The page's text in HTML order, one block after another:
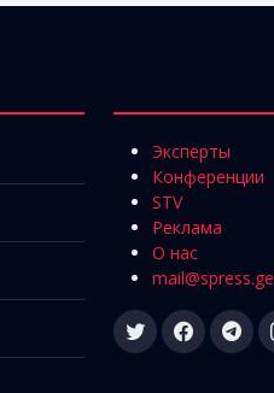
Эксперты
Конференции
STV
Реклама
О нас
mail@spress.ge